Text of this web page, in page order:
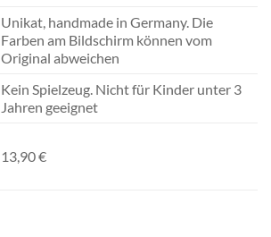
Unikat, handmade in Germany. Die
Farben am Bildschirm können vom
Original abweichen
Kein Spielzeug. Nicht für Kinder unter 3
Jahren geeignet
13,90 €